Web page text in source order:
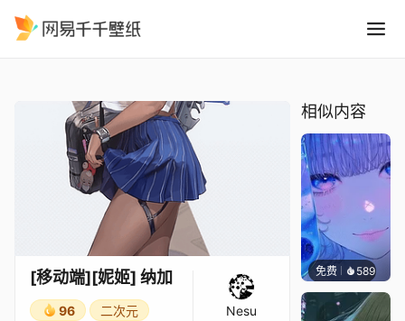
[移动端][妮姬] 纳加
96
二次元
Nesu
相似内容
免费 589辰东